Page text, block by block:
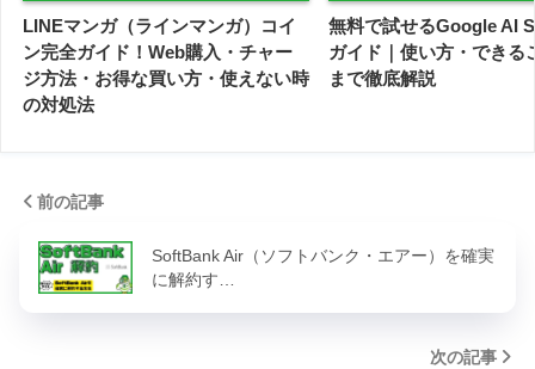
LINEマンガ（ラインマンガ）コイ
ン完全ガイド！Web購入・チャー
ジ方法・お得な買い方・使えない時
の対処法
無料で試せるGoogle AI
ガイド｜使い方・できる
まで徹底解説
前の記事
SoftBank Air（ソフトバンク・エアー）を確実
に解約す…
次の記事